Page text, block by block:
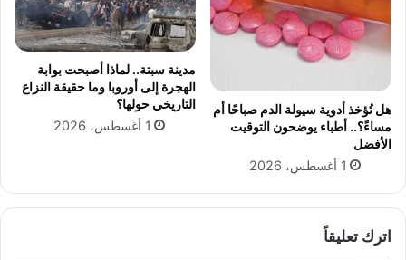
هل تُؤخذ أدوية سيولة الدم صباحًا أم
مساءً؟.. أطباء يوضحون التوقيت
الأفضل
1 أغسطس، 2026
مدينة سبتة.. لماذا أصبحت بوابة
الهجرة إلى أوروبا وما حقيقة النزاع
التاريخي حولها؟
1 أغسطس، 2026
اترك تعليقاً